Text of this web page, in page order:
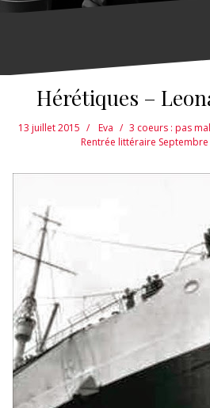
Hérétiques –
13 juillet 2015 Eva 3 coeurs : pas mal
Rentrée littéraire